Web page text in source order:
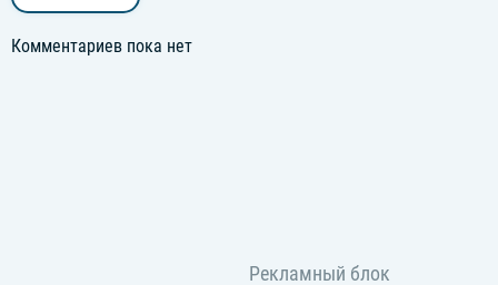
Комментариев пока нет